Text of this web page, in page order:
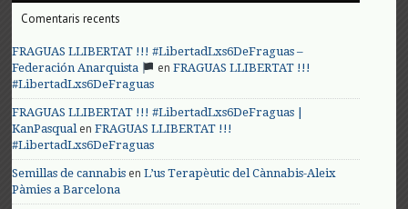
Comentaris recents
FRAGUAS LLIBERTAT !!! #LibertadLxs6DeFraguas –
Federación Anarquista
enFRAGUAS LLIBERTAT !!!
#LibertadLxs6DeFraguas
FRAGUAS LLIBERTAT !!! #LibertadLxs6DeFraguas |
KanPasqualenFRAGUAS LLIBERTAT !!!
#LibertadLxs6DeFraguas
Semillas de cannabis enL’us Terapèutic del Cànnabis-Aleix
Pàmies a Barcelona